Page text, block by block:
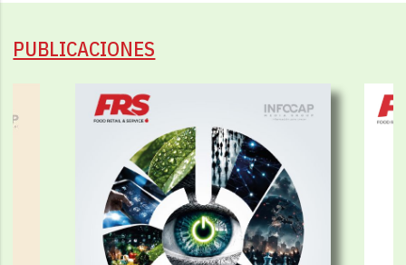
PUBLICACIONES